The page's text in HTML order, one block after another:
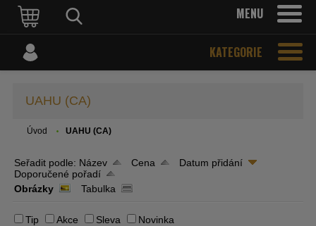
MENU
KATEGORIE
UAHU (CA)
Úvod UAHU (CA)
Seřadit podle: Název Cena
Datum přidání
Doporučené pořadí
Obrázky
Tabulka
Tip Akce Sleva
Novinka